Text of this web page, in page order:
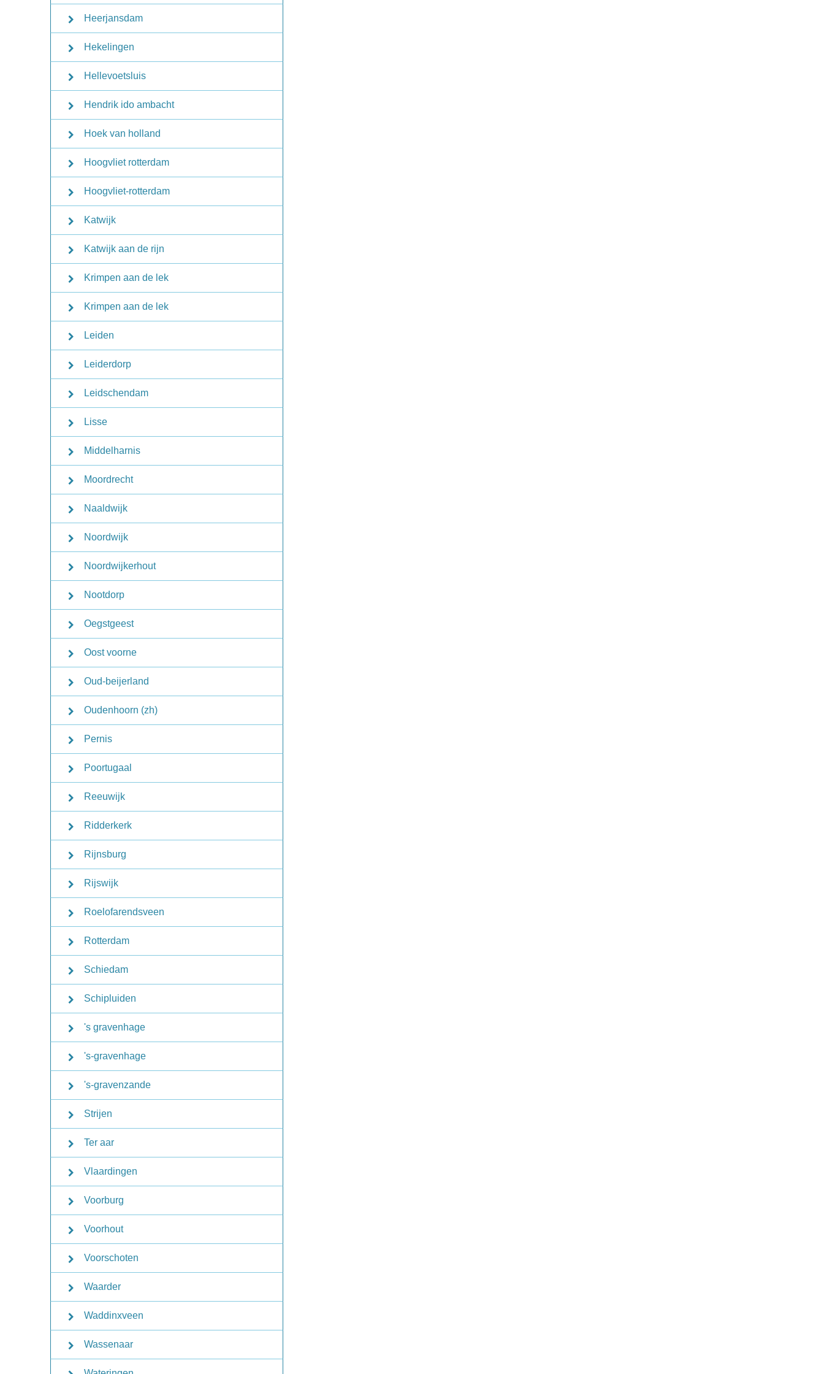
Heerjansdam
Hekelingen
Hellevoetsluis
Hendrik ido ambacht
Hoek van holland
Hoogvliet rotterdam
Hoogvliet-rotterdam
Katwijk
Katwijk aan de rijn
Krimpen aan de lek
Krimpen aan de lek
Leiden
Leiderdorp
Leidschendam
Lisse
Middelharnis
Moordrecht
Naaldwijk
Noordwijk
Noordwijkerhout
Nootdorp
Oegstgeest
Oost voorne
Oud-beijerland
Oudenhoorn (zh)
Pernis
Poortugaal
Reeuwijk
Ridderkerk
Rijnsburg
Rijswijk
Roelofarendsveen
Rotterdam
Schiedam
Schipluiden
's gravenhage
's-gravenhage
's-gravenzande
Strijen
Ter aar
Vlaardingen
Voorburg
Voorhout
Voorschoten
Waarder
Waddinxveen
Wassenaar